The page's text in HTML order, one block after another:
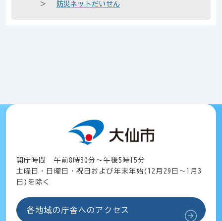
防災ネットだいせん
開庁時間 午前8時30分～午後5時15分
土曜日・日曜日・祝日および年末年始(12月29日～1月3
日)を除く
各地域の庁舎へのアクセス